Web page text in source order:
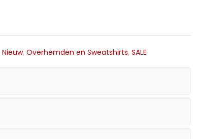
Nieuw, Overhemden en Sweatshirts, SALE